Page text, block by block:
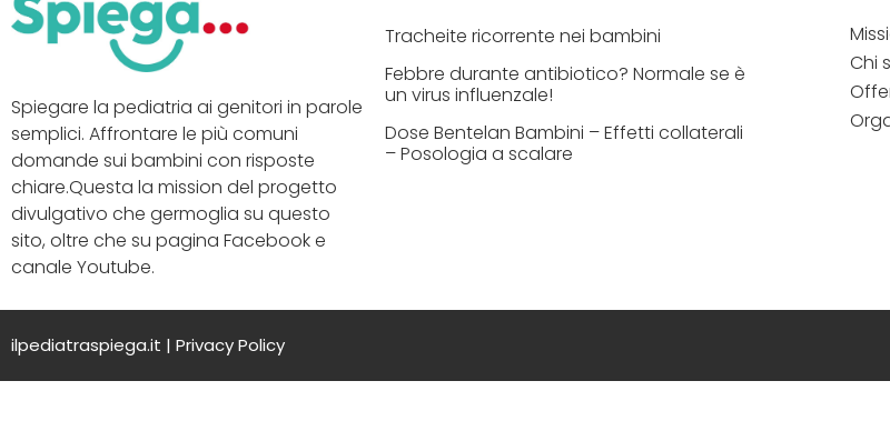
Spiegare la pediatria ai genitori in parole
semplici. Affrontare le più comuni
domande sui bambini con risposte
chiare.Questa la mission del progetto
divulgativo che germoglia su questo
sito, oltre che su pagina Facebook e
canale Youtube.
Tracheite ricorrente nei bambini
Febbre durante antibiotico? Normale se è
un virus influenzale!
Dose Bentelan Bambini – Effetti collaterali
– Posologia a scalare
Chi
ilpediatraspiega.it | Privacy Policy